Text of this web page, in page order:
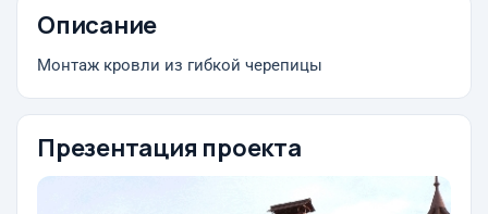
Описание
Монтаж кровли из гибкой черепицы
Презентация проекта